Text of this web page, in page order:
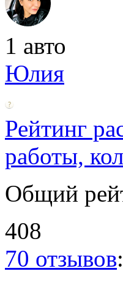
1 авто
Юлия
Рейтинг
работы,
Общий
408
70 отзывов: